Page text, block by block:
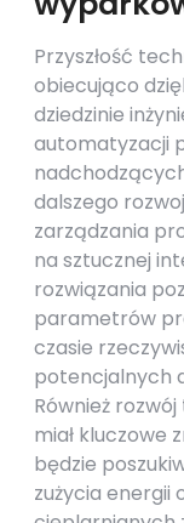
Przyszłość
obiecująco
dziedzinie
automatyzacji
dalszego
zarządzania
na sztucznej
rozwiązania
parametrów
czasie
potencjalnych
Również
miał kluczowe
będzie
zużycia energii